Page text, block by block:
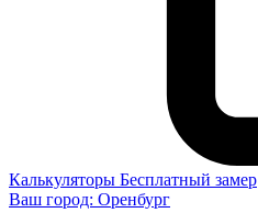
Калькуляторы Бесплатный замер
Ваш город: Оренбург